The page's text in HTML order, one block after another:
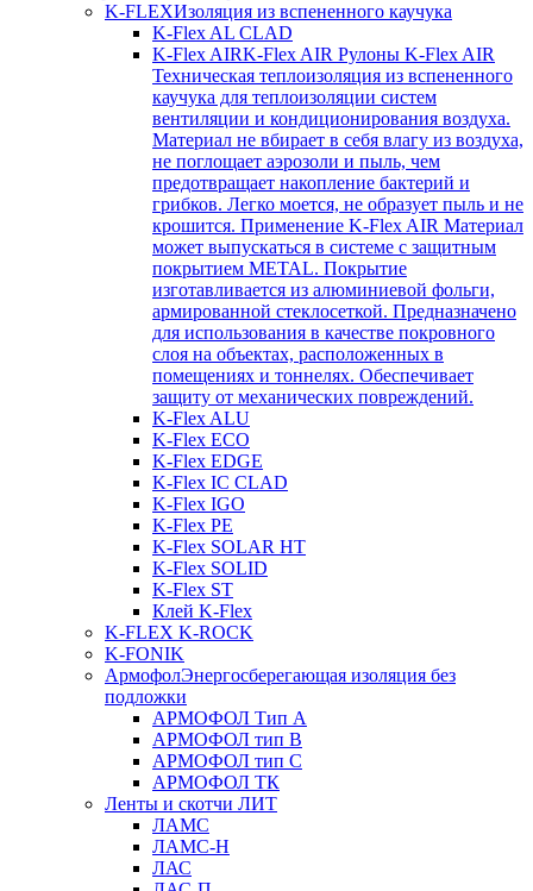
K-FLEXИзоляция из вспененного каучука
K-Flex AL CLAD
K-Flex AIRK-Flex AIR Рулоны K-Flex AIR
Техническая теплоизоляция из вспененного
каучука для теплоизоляции систем
вентиляции и кондиционирования воздуха.
Материал не вбирает в себя влагу из воздуха,
не поглощает аэрозоли и пыль, чем
предотвращает накопление бактерий и
грибков. Легко моется, не образует пыль и не
крошится. Применение K-Flex AIR Материал
может выпускаться в системе c защитным
покрытием METAL. Покрытие
изготавливается из алюминиевой фольги,
армированной стеклосеткой. Предназначено
для использования в качестве покровного
слоя на объектах, расположенных в
помещениях и тоннелях. Обеспечивает
защиту от механических повреждений.
K-Flex ALU
K-Flex ECO
K-Flex EDGE
K-Flex IC CLAD
K-Flex IGO
K-Flex PE
K-Flex SOLAR HT
K-Flex SOLID
K-Flex ST
Клей K-Flex
K-FLEX K-ROCK
K-FONIK
АрмофолЭнергосберегающая изоляция без
подложки
АРМОФОЛ Тип А
АРМОФОЛ тип В
АРМОФОЛ тип C
АРМОФОЛ ТК
Ленты и скотчи ЛИТ
ЛАМС
ЛАМС-Н
ЛАС